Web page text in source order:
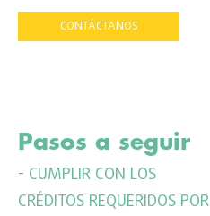
CONTÁCTANOS
Pasos a seguir
- CUMPLIR CON LOS
CRÉDITOS REQUERIDOS POR